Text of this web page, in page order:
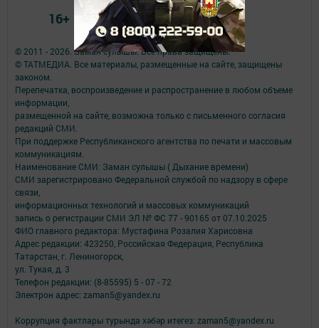
© 2011 - 2026. Заман сулышы. Все права защищены.
© ТАТМЕДИА. Все материалы, размещенные на сайте, защищены
законом.
Перепечатка, воспроизведение и распространение в любом объеме
информации,
размещенной на сайте, возможна только с письменного согласия
редакций СМИ.
При поддержке Республиканского агентства по печати и массовым
коммуникациям.
Наименование СМИ: Заман сулышы ( Дыхание времени)
СМИ зарегистрировано Федеральной службой по надзору в сфере
связи,
информационных технологий и массовых коммуникаций
запись о регистрации СМИ ЭЛ № ФС 77 - 90165 от 07.10.2025
ФИО главного редактора: Мустафина Розалия Харисовна
Адрес редакции: 423250, Российская Федерация, Республика
Татарстан, г. Лениногорск,
ул. Тукая, д. 3
Телефон редакции: (8-85595) 5 - 07 - 72
Электрон адрес: zaman5@yandex.ru
Коррупция фактлары турында хәбәр итегез: zaman5@yandex.ru
16+